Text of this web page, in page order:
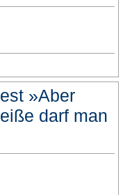
»Aber
darf man